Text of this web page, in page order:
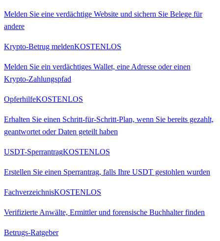
Melden Sie eine verdächtige Website und sichern Sie Belege für
andere
Krypto-Betrug meldenKOSTENLOS
Melden Sie ein verdächtiges Wallet, eine Adresse oder einen
Krypto-Zahlungspfad
OpferhilfeKOSTENLOS
Erhalten Sie einen Schritt-für-Schritt-Plan, wenn Sie bereits gezahlt,
geantwortet oder Daten geteilt haben
USDT-SperrantragKOSTENLOS
Erstellen Sie einen Sperrantrag, falls Ihre USDT gestohlen wurden
FachverzeichnisKOSTENLOS
Verifizierte Anwälte, Ermittler und forensische Buchhalter finden
Betrugs-Ratgeber